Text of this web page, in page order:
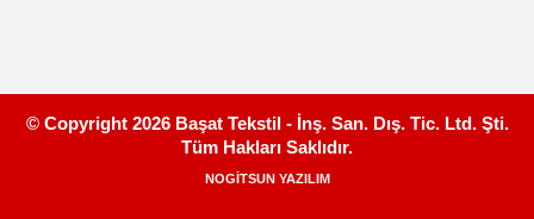
© Copyright 2026 Başat Tekstil - İnş. San. Dış. Tic. Ltd. Şti.
Tüm Hakları Saklıdır.
NOGİTSUN YAZILIM